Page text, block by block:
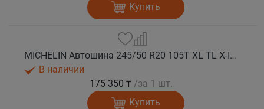
Купить
MICHELIN Автошина 245/50 R20 105T XL TL X-ICE SNOW SUV зима
В наличии
175 350 ₸ /за 1 шт.
Купить